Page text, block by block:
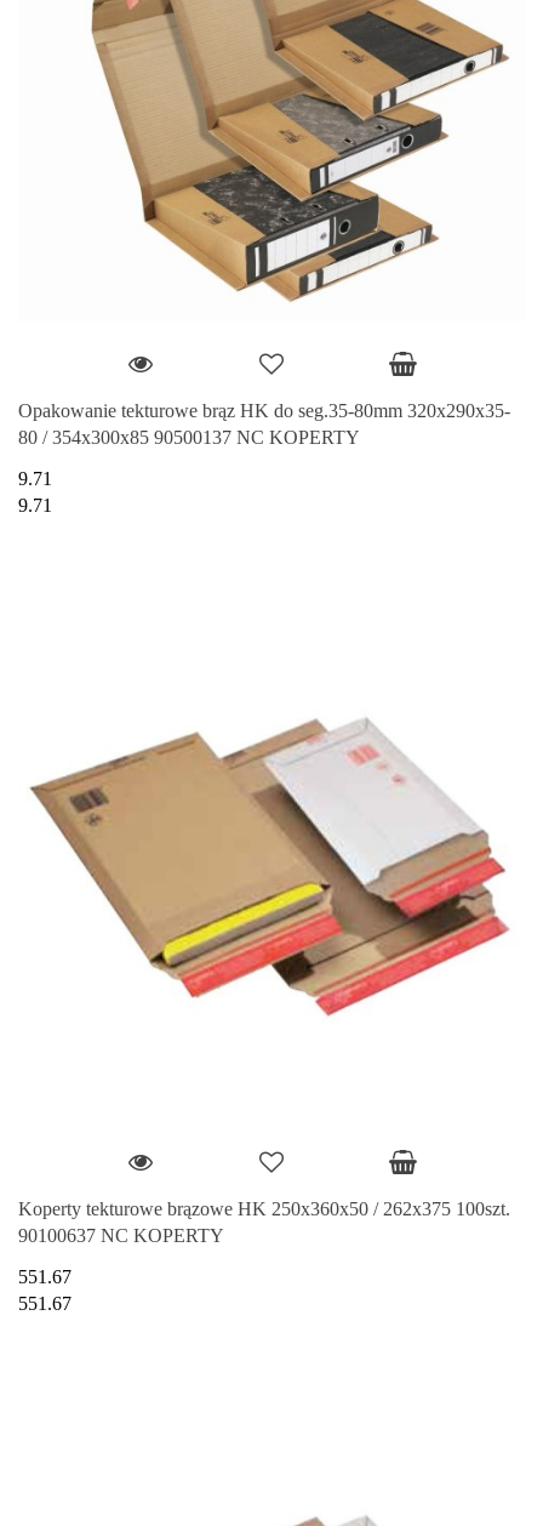
Opakowanie tekturowe brąz HK do seg.35-80mm 320x290x35-
80 / 354x300x85 90500137 NC KOPERTY
9.71
9.71
Koperty tekturowe brązowe HK 250x360x50 / 262x375 100szt.
90100637 NC KOPERTY
551.67
551.67